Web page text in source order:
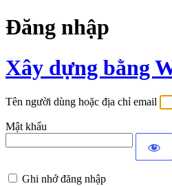
Đăng nhập
Xây dựng bằng
Tên người dùng hoặc địa chỉ email
Mật khẩu
Ghi nhớ đăng nhập